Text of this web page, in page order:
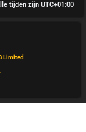
tijden zijn UTC+01:00
Limited
.